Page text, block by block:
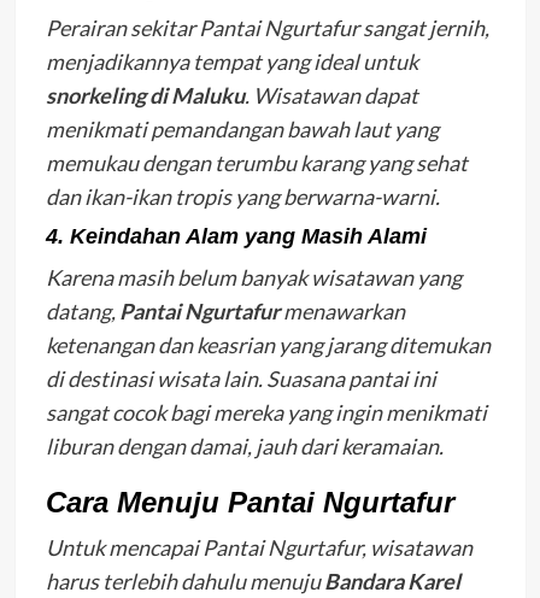
Perairan sekitar Pantai Ngurtafur sangat jernih,
menjadikannya tempat yang ideal untuk
snorkeling di Maluku. Wisatawan dapat
menikmati pemandangan bawah laut yang
memukau dengan terumbu karang yang sehat
dan ikan-ikan tropis yang berwarna-warni.
4. Keindahan Alam yang Masih Alami
Karena masih belum banyak wisatawan yang
datang,Pantai Ngurtafurmenawarkan
ketenangan dan keasrian yang jarang ditemukan
di destinasi wisata lain. Suasana pantai ini
sangat cocok bagi mereka yang ingin menikmati
liburan dengan damai, jauh dari keramaian.
Cara Menuju Pantai Ngurtafur
Untuk mencapai Pantai Ngurtafur, wisatawan
harus terlebih dahulu menujuBandara Karel